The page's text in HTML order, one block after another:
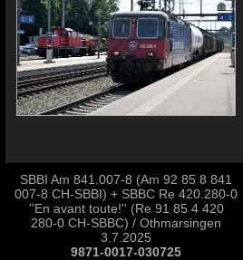
SBBI Am 841.007-8 (Am 92 85 8 841
007-8 CH-SBBI) + SBBC Re 420.280-0
''En avant toute!'' (Re 91 85 4 420
280-0 CH-SBBC) / Othmarsingen
3.7.2025
9871-0017-030725